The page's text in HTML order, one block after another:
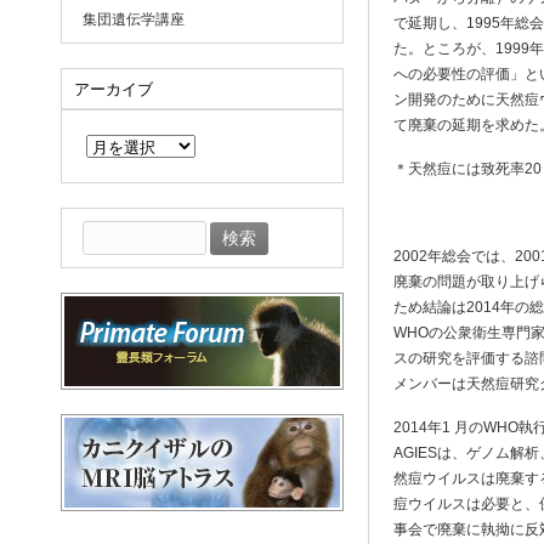
で延期し、1995年総
た。ところが、1999
への必要性の評価」
ン開発のために天然
て廃棄の延期を求め
＊天然痘には致死率
2002年総会では、
廃棄の問題が取り上
ため結論は2014年の
WHOの公衆衛生専門
スの研究を評価する
メンバーは天然痘研
2014年1 月のWHO執
AGIESは、ゲノム解
然痘ウイルスは廃棄
痘ウイルスは必要と
事会で廃棄に執拗に
集団遺伝学講座
アーカイブ
イ
ブ
索: